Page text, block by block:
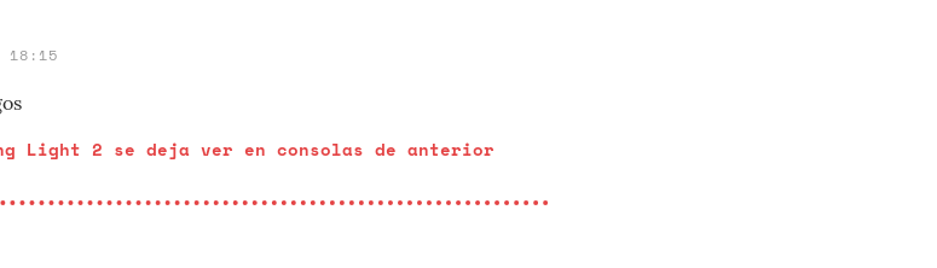
18:15
Light 2 se deja ver en consolas de anterior